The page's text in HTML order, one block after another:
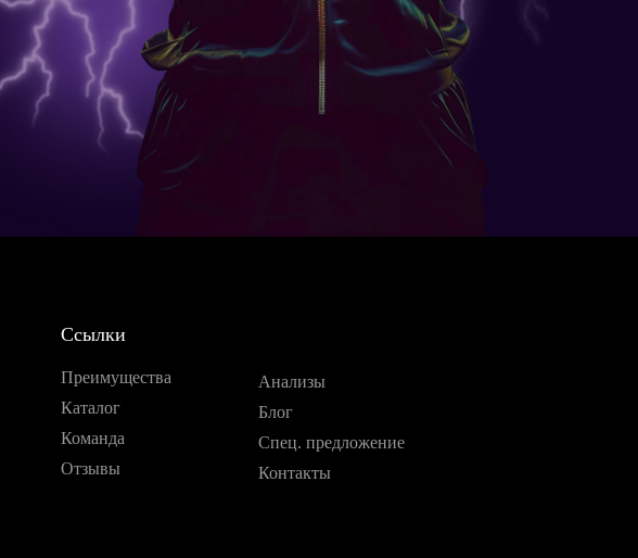
Ссылки
Преимущества
Каталог
Команда
Отзывы
Анализы
Блог
Спец. предложение
Контакты